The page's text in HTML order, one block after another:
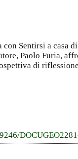
Sentirsi a casa
Paolo Furia,
di